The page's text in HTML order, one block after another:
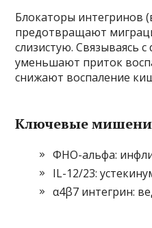
Блокаторы интегринов
предотвращают
слизистую. Связываясь
уменьшают приток
снижают воспаление
Ключевые мишени
ФНО-альфа:
IL-12/23:
α4β7 интегрин: